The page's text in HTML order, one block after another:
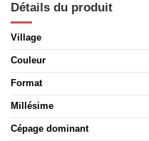
Détails du produit
Village
Couleur
Format
Millésime
Cépage dominant